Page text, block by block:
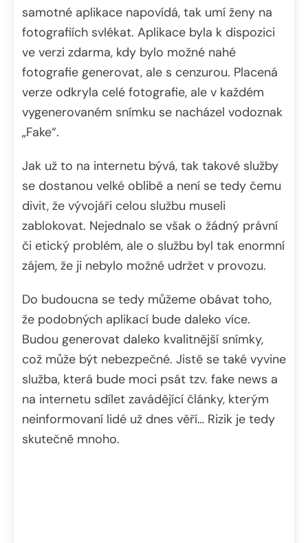
samotné aplikace napovídá, tak umí ženy na
fotografiích svlékat. Aplikace byla k dispozici
ve verzi zdarma, kdy bylo možné nahé
fotografie generovat, ale s cenzurou. Placená
verze odkryla celé fotografie, ale v každém
vygenerovaném snímku se nacházel vodoznak
„Fake“.
Jak už to na internetu bývá, tak takové služby
se dostanou velké oblibě a není se tedy čemu
divit, že vývojáři celou službu museli
zablokovat. Nejednalo se však o žádný právní
či etický problém, ale o službu byl tak enormní
zájem, že ji nebylo možné udržet v provozu.
Do budoucna se tedy můžeme obávat toho,
že podobných aplikací bude daleko více.
Budou generovat daleko kvalitnější snímky,
což může být nebezpečné. Jistě se také vyvine
služba, která bude moci psát tzv. fake news a
na internetu sdílet zavádějící články, kterým
neinformovaní lidé už dnes věří… Rizik je tedy
skutečně mnoho.